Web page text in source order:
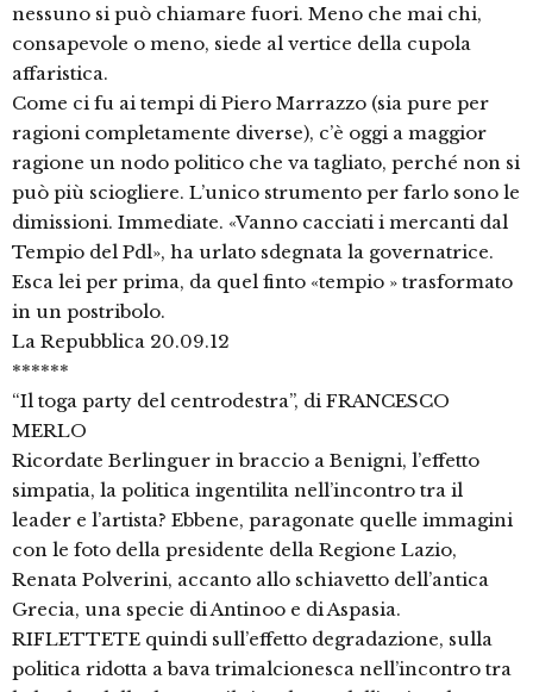
nessuno si può chiamare fuori. Meno che mai chi,
consapevole o meno, siede al vertice della cupola
affaristica.
Come ci fu ai tempi di Piero Marrazzo (sia pure per
ragioni completamente diverse), c’è oggi a maggior
ragione un nodo politico che va tagliato, perché non si
può più sciogliere. L’unico strumento per farlo sono le
dimissioni. Immediate. «Vanno cacciati i mercanti dal
Tempio del Pdl», ha urlato sdegnata la governatrice.
Esca lei per prima, da quel finto «tempio » trasformato
in un postribolo.
La Repubblica 20.09.12
******
“Il toga party del centrodestra”, di FRANCESCO
MERLO
Ricordate Berlinguer in braccio a Benigni, l’effetto
simpatia, la politica ingentilita nell’incontro tra il
leader e l’artista? Ebbene, paragonate quelle immagini
con le foto della presidente della Regione Lazio,
Renata Polverini, accanto allo schiavetto dell’antica
Grecia, una specie di Antinoo e di Aspasia.
RIFLETTETE quindi sull’effetto degradazione, sulla
politica ridotta a bava trimalcionesca nell’incontro tra